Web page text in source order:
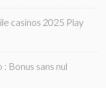
casinos 2025 Play
Bonus sans nul